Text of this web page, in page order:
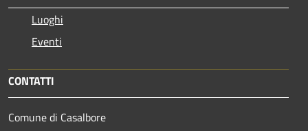
Luoghi
Eventi
CONTATTI
Comune di Casalbore